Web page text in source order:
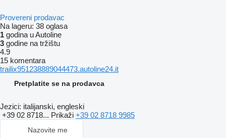
Provereni prodavac
Na lageru: 38 oglasa
1 godina u Autoline
3 godine na tržištu
4.9
15 komentara
trailix951238889044473.autoline24.it
Pretplatite se na prodavca
Jezici: italijanski, engleski
+39 02 8718... Prikaži +39 02 8718 9985
Nazovite me